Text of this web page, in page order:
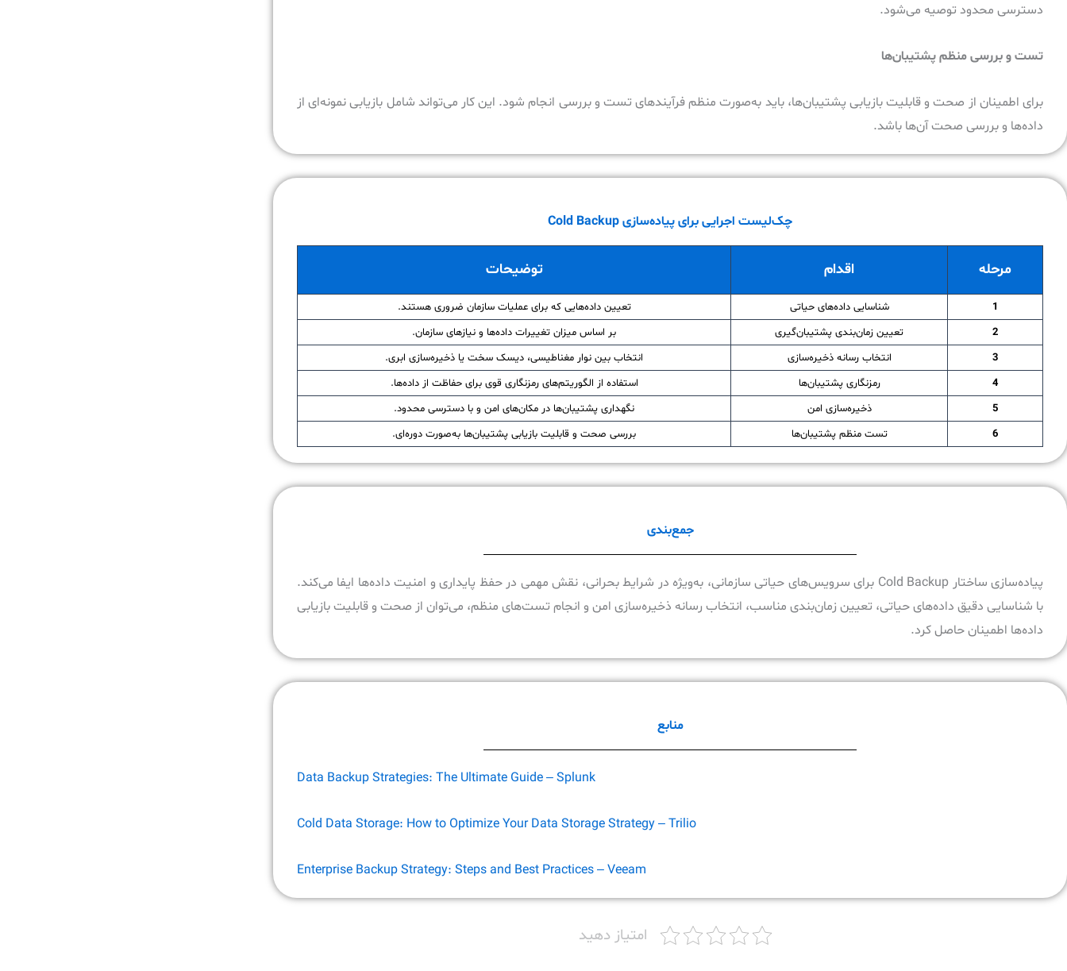
دسترسی محدود توصیه می‌شود.
تست و بررسی منظم پشتیبان‌ها
برای اطمینان از صحت و قابلیت بازیابی پشتیبان‌ها، باید به‌صورت منظم فرآیندهای تست و بررسی انجام شود. این کار می‌تواند شامل بازیابی نمونه‌ای از
داده‌ها و بررسی صحت آن‌ها باشد.
چک‌لیست اجرایی برای پیاده‌سازی Cold Backup
مرحله اقدام توضیحات
1 شناسایی داده‌های حیاتی
تعیین داده‌هایی که برای عملیات سازمان ضروری هستند.
2
تعیین زمان‌بندی پشتیبان‌گیری
بر اساس میزان تغییرات داده‌ها و نیازهای سازمان.
3
انتخاب رسانه ذخیره‌سازی
انتخاب بین نوار مغناطیسی، دیسک سخت یا ذخیره‌سازی ابری.
4
رمزنگاری پشتیبان‌ها
استفاده از الگوریتم‌های رمزنگاری قوی برای حفاظت از داده‌ها.
5
ذخیره‌سازی امن
نگهداری پشتیبان‌ها در مکان‌های امن و با دسترسی محدود.
6
تست منظم پشتیبان‌ها بررسی صحت و قابلیت بازیابی پشتیبان‌ها به‌صورت دوره‌ای.
جمع‌بندی
پیاده‌سازی ساختار Cold Backup برای سرویس‌های حیاتی سازمانی، به‌ویژه در شرایط بحرانی، نقش مهمی در حفظ پایداری و امنیت داده‌ها ایفا می‌کند.
با شناسایی دقیق داده‌های حیاتی، تعیین زمان‌بندی مناسب، انتخاب رسانه ذخیره‌سازی امن و انجام تست‌های منظم، می‌توان از صحت و قابلیت بازیابی
داده‌ها اطمینان حاصل کرد.
منابع
Data Backup Strategies: The Ultimate Guide – Splunk
Cold Data Storage: How to Optimize Your Data Storage Strategy – Trilio
Enterprise Backup Strategy: Steps and Best Practices – Veeam
امتیاز دهید